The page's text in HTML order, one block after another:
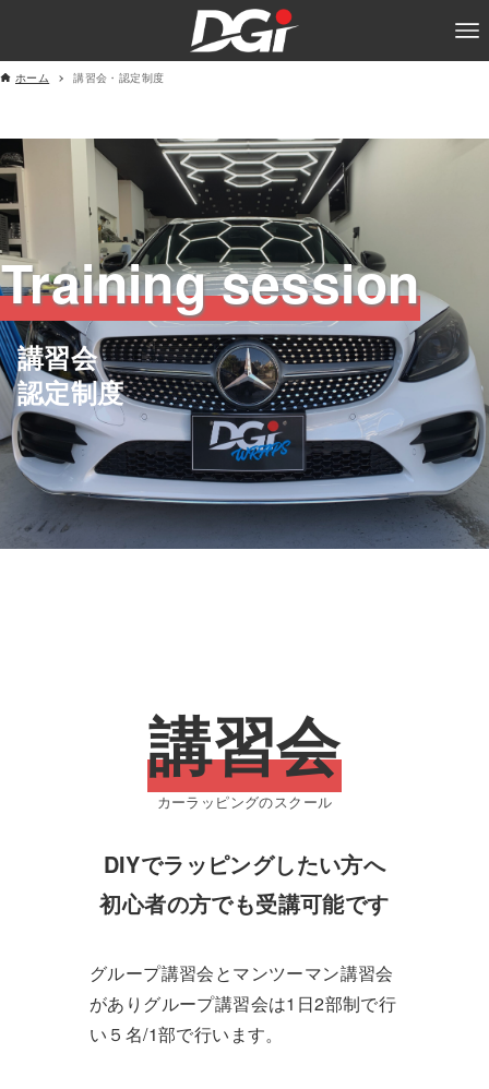
ホーム 講習会・認定制度
Training session
講習会
認定制度
講習会
カーラッピングのスクール
DIYでラッピングしたい方へ
初心者の方でも受講可能です
グループ講習会とマンツーマン講習会
がありグループ講習会は1日2部制で行
い５名/1部で行います。